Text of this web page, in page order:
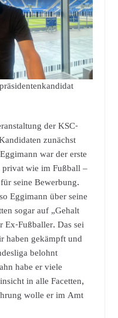
der KSC-
zunächst
war der erste
wie im Fußball –
seine Bewerbung.
Eggimann über seine
sogar auf „Gehalt
Ex-Fußballer. Das sei
haben gekämpft und
belohnt
habe er viele
in alle Facetten,
wolle er im Amt